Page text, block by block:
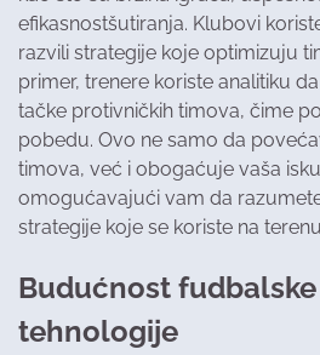
efikasnostšutiranja. Klubovi
razvili strategije koje optimizuju
primer, trenere koriste analitiku
tačke protivničkih timova, čime
pobedu. Ovo ne samo da
timova, već i obogaćuje vaša
omogućavajući vam da
strategije koje se koriste na
Budućnost
tehnologije